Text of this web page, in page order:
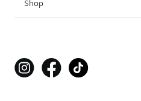
Shop